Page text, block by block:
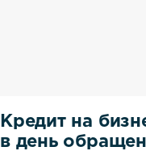
Кредит на
в день